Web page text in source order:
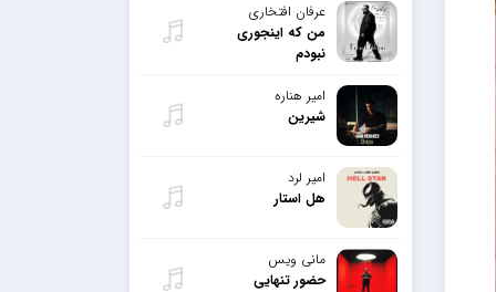
عرفان افتخاری
من که اینجوری
نبودم
امیر هناره
شیرین
امیر لرد
هل استار
مانی ویس
حضور تنهایی